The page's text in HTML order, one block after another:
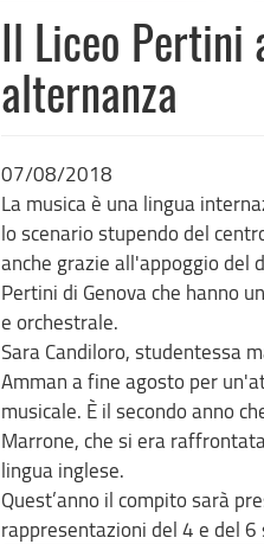
Il Liceo
alternanza
07/08/2018
La musica è una lingua
lo scenario stupendo del
anche grazie all'appoggio del
Pertini di Genova che hanno
e orchestrale.
Sara Candiloro, studentessa
Amman a fine agosto per
musicale. È il secondo anno
Marrone, che si era
lingua inglese.
Quest’anno il compito sarà
rappresentazioni del 4 e del